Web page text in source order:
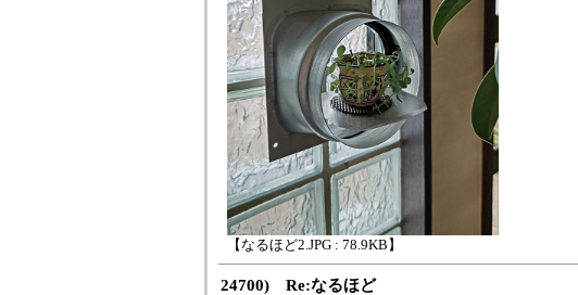
【なるほど2.JPG : 78.9KB】
24700) Re:なるほど